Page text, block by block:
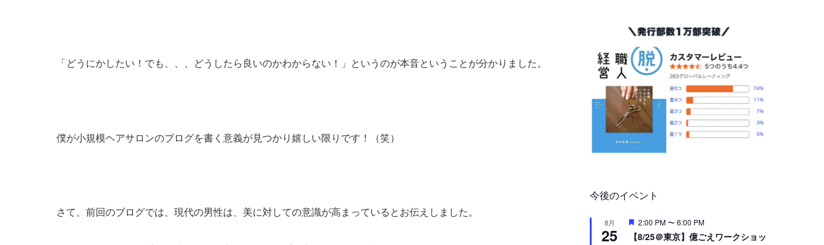
「どうにかしたい！でも、、、 どうしたら良いのかわからない！」というのが本音ということが分かりました。
僕が小規模ヘアサロンのブログを書く意義が見つかり嬉しい限りです！（笑）
さて、前回のブログでは、現代の男性は、美に対しての意識が高まっているとお伝えしました。
今後のイベント
8月
25
注
2:00 PM〜6:00 PM
【8/25＠東京】億ごえワークショッ